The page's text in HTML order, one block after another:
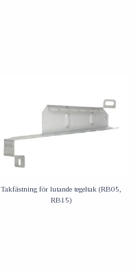
Takfästning för lutande tegeltak (RB05,
RB15)